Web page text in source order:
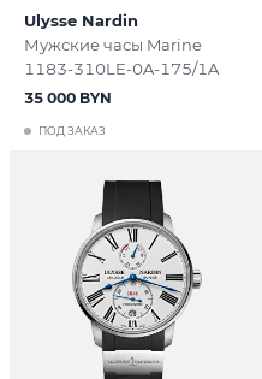
Ulysse Nardin
Мужские часы Marine
1183-310LE-0A-175/1A
ПОД ЗАКАЗ
35 000 BYN